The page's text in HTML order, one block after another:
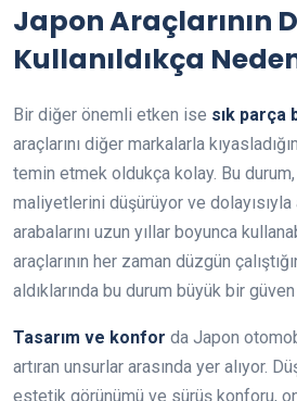
Japon Araçlarının
Kullanıldıkça
Bir diğer önemli etken ise sık parça
araçlarını diğer markalarla
temin etmek oldukça kolay. Bu durum,
maliyetlerini düşürüyor ve
arabalarını uzun yıllar boyunca
araçlarının her zaman düzgün
aldıklarında bu durum büyük bir güven
Tasarım ve konfor da Japon
artıran unsurlar arasında yer alıyor.
estetik görünümü ve sürüş konforu,